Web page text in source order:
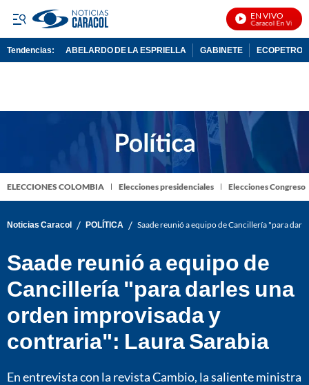
EN VIVO
Noticias Caracol En Vivo
Tendencias: ABELARDO DE LA ESPRIELLA GABINETE ECOPETROL
ELECCIONES COLOMBIA Elecciones presidenciales Elecciones Congreso
Noticias Caracol / POLÍTICA / Saade reunió a equipo de Cancillería "para
Saade reunió a equipo de
Cancillería "para darles una
orden improvisada y
contraria": Laura Sarabia
En entrevista con la revista Cambio, la saliente ministra